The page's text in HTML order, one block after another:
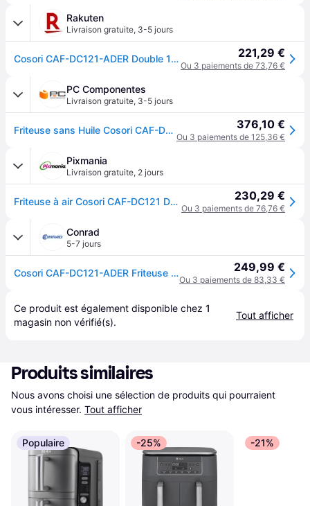
Rakuten
Livraison gratuite, 3-5 jours
Cosori CAF-DC121-ADER Double 10,8 L Autonome Friteuse d'air chaud Noir 221,29 €
Ou 3 paiements de 73,76 €
PC Componentes
Livraison gratuite, 3-5 jours
Friteuse sans Huile Cosori CAF-DC121-ADER 10,8L 230°C Double Contrôle Tactile Noire 376,10 €
Ou 3 paiements de 125,36 €
Pixmania
Livraison gratuite, 2 jours
Friteuse à air Cosori CAF-DC121 Double 10.8L Noir - Neuf 230,29 €
Ou 3 paiements de 76,76 €
Conrad
5-7 jours
Cosori CAF-DC121-ADER Friteuse à air chaud 10.8 l avec écran noir 249,99 €
Ou 3 paiements de 83,33 €
Ce produit est également disponible chez 1
magasin non vérifié(s).
Tout afficher
Produits similaires
Nous avons choisi une sélection de produits qui pourraient
vous intéresser. Tout afficher
Populaire -25% -21%